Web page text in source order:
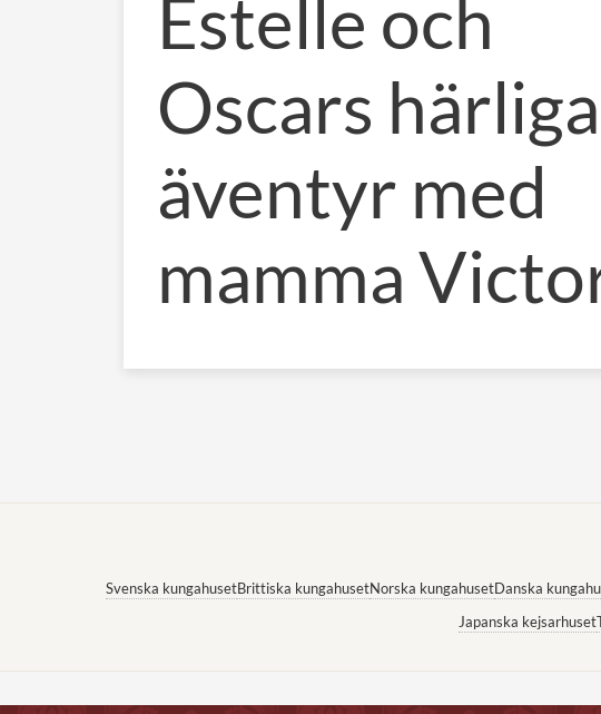
Estelle och
Oscars härliga
äventyr med
mamma
Svenska kungahusetBrittiska kungahusetNorska kungahusetDanska
Japanska kejsarhuset